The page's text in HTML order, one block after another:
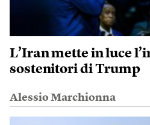
L’Iran mette in luce
sostenitori di Trump
Alessio Marchionna